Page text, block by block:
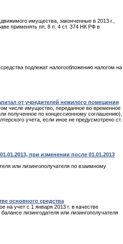
имущества, законченные в 2013 г.,
применять пп. 8 п. 4 ст. 374 НК РФ в
подлежат налогообложению налогом на
от учредителей нежилого помещения
числе имущество, переданное во временное
полученное по концессионному соглашению),
учета, если иное не предусмотрено ст.
при изменении после 01.01.2013
или лизингополучателя по взаимному
основного средства
на учет с 1 января 2013 г. в качестве
лизингодателя или лизингополучателя